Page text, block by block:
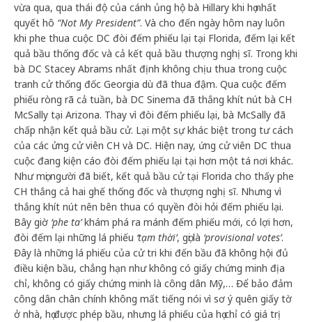
vừa qua, qua thái độ của cánh ủng hộ bà Hillary khi họ nhất
quyết hô “Not My President”. Và cho đến ngày hôm nay luôn
khi phe thua cuộc DC đòi đếm phiếu lại tại Florida, đếm lại kết
quả bầu thống đốc và cả kết quả bầu thượng nghị sĩ. Trong khi
bà DC Stacey Abrams nhất định không chịu thua trong cuộc
tranh cử thống đốc Georgia dù đã thua đậm. Qua cuộc đếm
phiếu ròng rã cả tuần, bà DC Sinema đã thắng khít nút bà CH
McSally tại Arizona. Thay vì đòi đếm phiếu lại, bà McSally đã
chấp nhận kết quả bầu cử. Lại một sự khác biệt trong tư cách
của các ửng cử viên CH và DC. Hiện nay, ứng cử viên DC thua
cuộc đang kiện cáo đòi đếm phiếu lại tại hơn một tá nơi khác.
Như mọi người đã biết, kết quả bầu cử tại Florida cho thấy phe
CH thắng cả hai ghế thống đốc và thượng nghị sĩ. Nhưng vì
thắng khít nút nên bên thua có quyền đòi hỏi đếm phiếu lại.
Bây giờ ‘phe ta’khám phá ra mánh đếm phiếu mới, có lợi hơn,
đòi đếm lại những lá phiếu ‘tạm thời’, gọi là ‘provisional votes’.
Đây là những lá phiếu của cử tri khi đến bầu đã không hội đủ
điều kiện bầu, chẳng hạn như không có giấy chứng minh địa
chỉ, không có giấy chứng minh là công dân Mỹ,… Để bảo đảm
công dân chân chính không mất tiếng nói vì sơ ý quên giấy tờ
ở nhà, họ được phép bầu, nhưng lá phiếu của họ chỉ có giá trị